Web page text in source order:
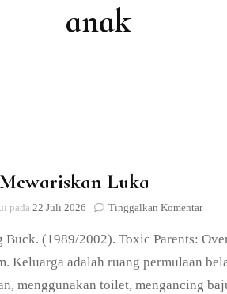
anak
Luka
pada 22 Juli 2026 Tinggalkan Komentarpada
yang
Luka
Buck. (1989/2002). Toxic Parents:
Keluarga adalah ruang permulaan
menggunakan toilet, mengancing